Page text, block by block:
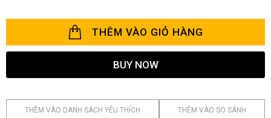
THÊM VÀO GIỎ HÀNG
BUY NOW
THÊM VÀO DANH SÁCH YÊU THÍCH THÊM VÀO SO SÁNH